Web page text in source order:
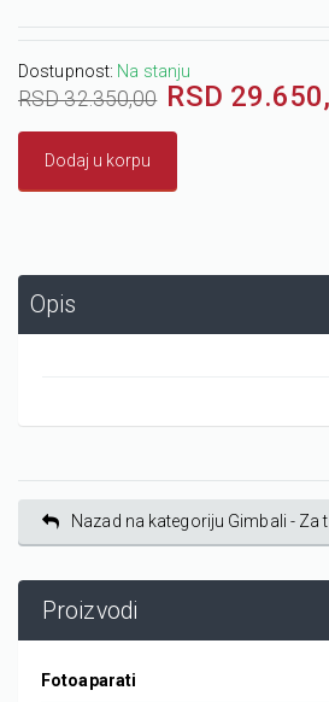
Dostupnost: Na stanju
RSD 32.350,00 RSD
Dodaj u korpu
Opis
Nazad na kategoriju Gimbali - Za
Proizvodi
Fotoaparati